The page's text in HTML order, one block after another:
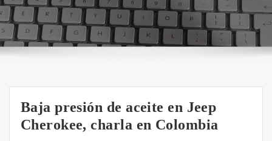
Baja presión de aceite en Jeep
Cherokee, charla en Colombia